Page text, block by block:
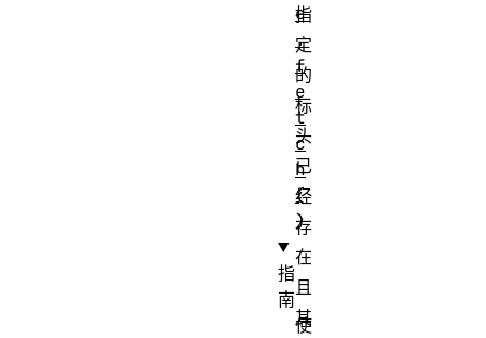
指
定
的
标
头
已
经
存
在
且
其
e
.
f
e
t
c
h
(
)
指
南
使